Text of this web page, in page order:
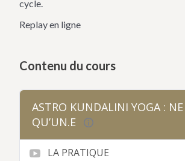
cycle.
Replay en ligne
Contenu du cours
ASTRO KUNDALINI YOGA : NE
QU’UN.E
LA PRATIQUE